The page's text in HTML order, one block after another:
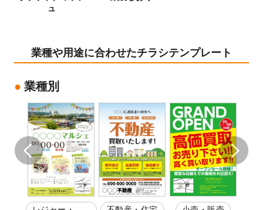
ュ
業種や用途に合わせたチラシテンプレート
業種別